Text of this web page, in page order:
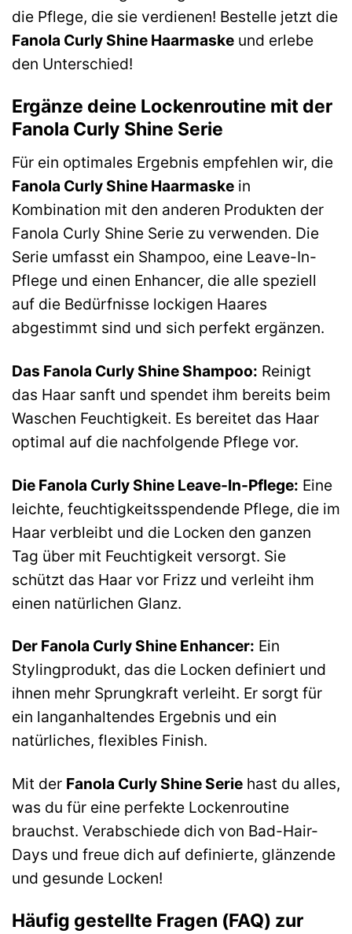
die Pflege, die sie verdienen! Bestelle jetzt die
Fanola Curly Shine Haarmaske und erlebe
den Unterschied!
Ergänze deine Lockenroutine mit der
Fanola Curly Shine Serie
Für ein optimales Ergebnis empfehlen wir, die
Fanola Curly Shine Haarmaske in
Kombination mit den anderen Produkten der
Fanola Curly Shine Serie zu verwenden. Die
Serie umfasst ein Shampoo, eine Leave-In-
Pflege und einen Enhancer, die alle speziell
auf die Bedürfnisse lockigen Haares
abgestimmt sind und sich perfekt ergänzen.
Das Fanola Curly Shine Shampoo: Reinigt
das Haar sanft und spendet ihm bereits beim
Waschen Feuchtigkeit. Es bereitet das Haar
optimal auf die nachfolgende Pflege vor.
Die Fanola Curly Shine Leave-In-Pflege: Eine
leichte, feuchtigkeitsspendende Pflege, die im
Haar verbleibt und die Locken den ganzen
Tag über mit Feuchtigkeit versorgt. Sie
schützt das Haar vor Frizz und verleiht ihm
einen natürlichen Glanz.
Der Fanola Curly Shine Enhancer: Ein
Stylingprodukt, das die Locken definiert und
ihnen mehr Sprungkraft verleiht. Er sorgt für
ein langanhaltendes Ergebnis und ein
natürliches, flexibles Finish.
Mit der Fanola Curly Shine Serie hast du alles,
was du für eine perfekte Lockenroutine
brauchst. Verabschiede dich von Bad-Hair-
Days und freue dich auf definierte, glänzende
und gesunde Locken!
Häufig gestellte Fragen (FAQ) zur